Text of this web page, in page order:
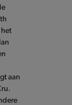
het
aan